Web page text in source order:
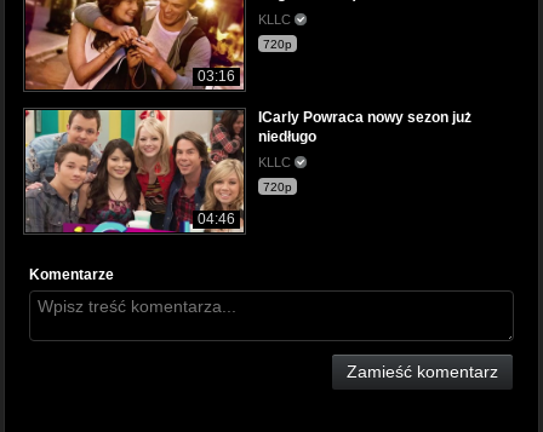
03:16
KLLC
720p
04:46
ICarly Powraca nowy sezon już
niedługo
KLLC
720p
Komentarze
Zamieść komentarz